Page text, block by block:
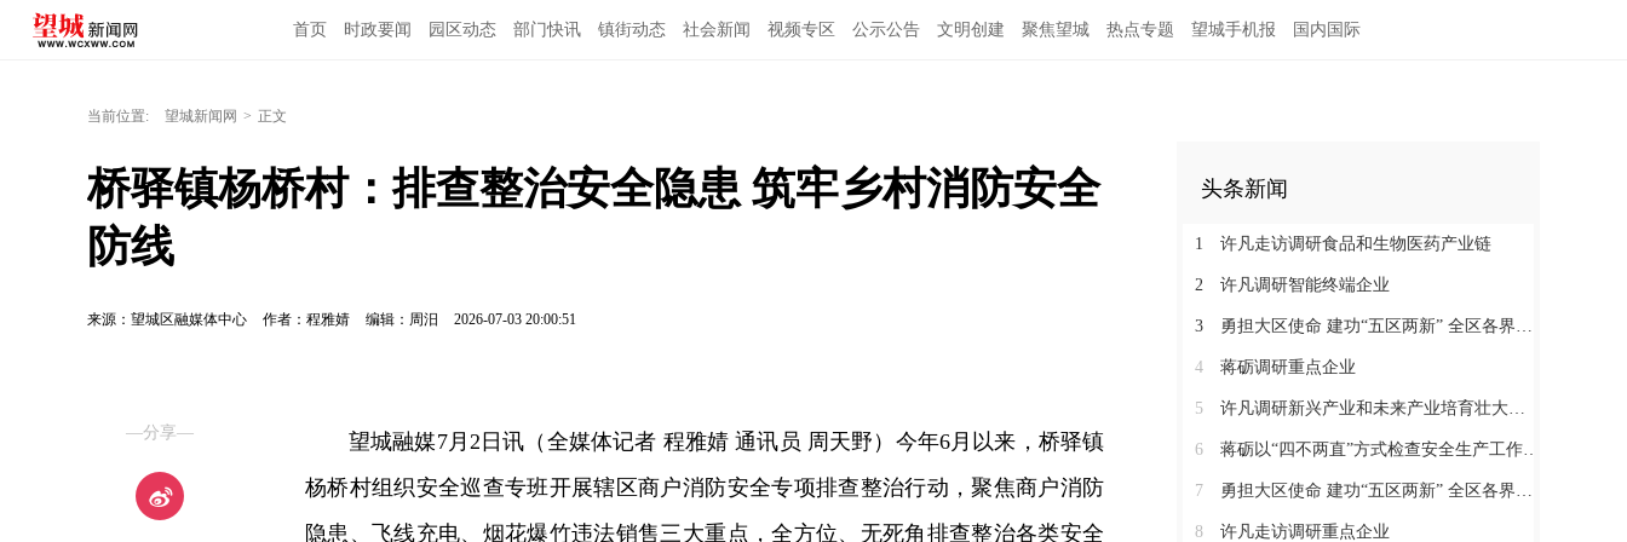
首页 时政要闻 园区动态 部门快讯 镇街动态 社会新闻 视频专区 公示公告 文明创建 聚焦望城 热点专题 望城手机报 国内国际
当前位置: 望城新闻网 > 正文
桥驿镇杨桥村：排查整治安全隐患 筑牢乡村消防安全
防线
来源：望城区融媒体中心 作者：程雅婧 编辑：周汨 2026-07-03 20:00:51
—分享—
望城融媒7月2日讯（全媒体记者 程雅婧 通讯员 周天野）今年6月以来，桥驿镇
杨桥村组织安全巡查专班开展辖区商户消防安全专项排查整治行动，聚焦商户消防
隐患、飞线充电、烟花爆竹违法销售三大重点，全方位、无死角排查整治各类安全
头条新闻
1 许凡走访调研食品和生物医药产业链
2 许凡调研智能终端企业
3 勇担大区使命 建功“五区两新” 全区各界学习贯彻区党代会精神（四）
4 蒋砺调研重点企业
5 许凡调研新兴产业和未来产业培育壮大工作
6 蒋砺以“四不两直”方式检查安全生产工作并慰问一线劳动者
7 勇担大区使命 建功“五区两新” 全区各界学习贯彻区党代会精神（三）
8 许凡走访调研重点企业